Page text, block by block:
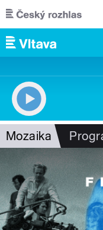
Přejít k hlavnímu obsahu
Mozaika